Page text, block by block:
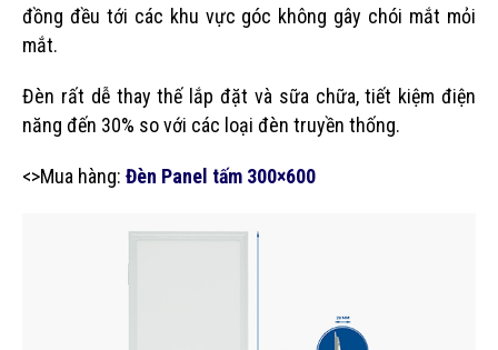
đồng đều tới các khu vực góc không gây chói mắt mỏi
mắt.
Đèn rất dễ thay thế lắp đặt và sữa chữa, tiết kiệm điện
năng đến 30% so với các loại đèn truyền thống.
<>Mua hàng: Đèn Panel tấm 300×600